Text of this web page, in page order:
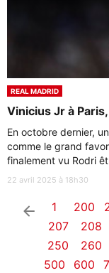
REAL MADRID
Vinicius Jr à
En octobre dernier,
comme le grand
finalement vu Rodri
22 avril 2025 à 18h30
arrow_left 1 200
207
208
250
260
500
600